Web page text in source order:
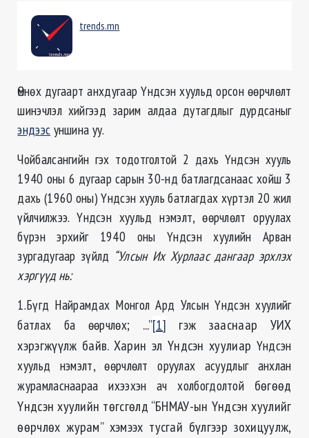
trends.mn
Өмнөх дугаарт анхдугаар Үндсэн хуульд орсон өөрчлөлт
шинэчлэл хийгээд зарим алдаа дутагдлыг дурдсаныг
эндээс уншина уу.
Чойбалсангийн гэх тодотголтой 2 дахь Үндсэн хууль
1940 оны 6 дугаар сарын 30-нд батлагдсанаас хойш 3
дахь (1960 оны) Үндсэн хууль батлагдах хүртэл 20 жил
үйлчилжээ. Үндсэн хуульд нэмэлт, өөрчлөлт оруулах
бүрэн эрхийг 1940 оны Үндсэн хуулийн Арван
зургадугаар зүйлд “Улсын Их Хурлаас дангаар эрхлэх
хэргүүд нь:
1.Бүгд Найрамдах Монгол Ард Улсын Үндсэн хуулийг
батлах ба өөрчлөх; ...”[1] гэж зааснаар УИХ
хэрэгжүүлж байв. Харин эл Үндсэн хуулиар Үндсэн
хуульд нэмэлт, өөрчлөлт оруулах асуудлыг анхлан
журамласнаараа ихээхэн ач холбогдолтой бөгөөд
Үндсэн хуулийн төгсгөлд “БНМАУ-ын Үндсэн хуулийг
өөрчлөх журам” хэмээх тусгай бүлгээр зохицуулж,